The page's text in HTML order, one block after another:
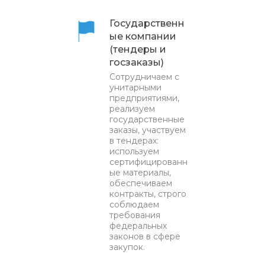
Государственн
ые компании
(тендеры и
госзаказы)
Сотрудничаем с
унитарными
предприятиями,
реализуем
государственные
заказы, участвуем
в тендерах:
используем
сертифицированн
ые материалы,
обеспечиваем
контракты, строго
соблюдаем
требования
федеральных
законов в сфере
закупок.